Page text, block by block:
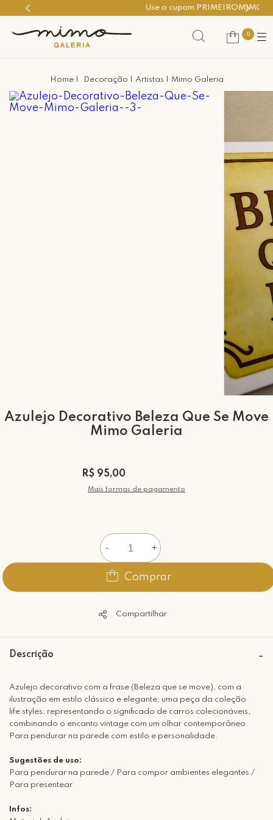
Use o cupom PRIMEIROMIMO
0
Decoração Artistas Mimo Galeria
Azulejo Decorativo Beleza Que Se Move
Mimo Galeria
R$ 95,00
Mais formas de pagamento
- +
Comprar
Compartilhar
Descrição
Azulejo decorativo com a frase (Beleza que se move), com a
ilustração em estilo clássico e elegante, uma peça da coleção
life styles, representando o significado de carros colecionáveis,
combinando o encanto vintage com um olhar contemporâneo.
Para pendurar na parede com estilo e personalidade.
Sugestões de uso:
Para pendurar na parede / Para compor ambientes elegantes /
Para presentear
Infos: